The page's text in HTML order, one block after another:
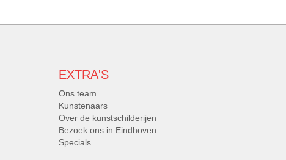
EXTRA'S
Ons team
Kunstenaars
Over de kunstschilderijen
Bezoek ons in Eindhoven
Specials